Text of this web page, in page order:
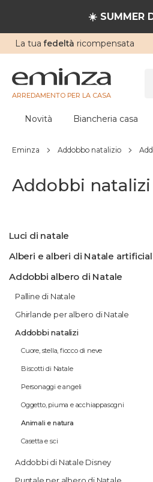
☀️ SUMMER
La tuafedeltà ricompensata
ARREDAMENTO PER LA CASA
Novità Biancheria casa
Eminza Addobbo natalizio
Addobbi natalizi
Luci di natale
Alberi e alberi di Natale
Addobbi albero di Natale
Palline di Natale
Ghirlande per albero di Natale
Addobbi natalizi
Cuore, stella, fiocco di neve
Biscotti di Natale
Personaggi e angeli
Oggetto, piuma e acchiappasogni
Animali e natura
Casetta e sci
Addobbi di Natale Disney